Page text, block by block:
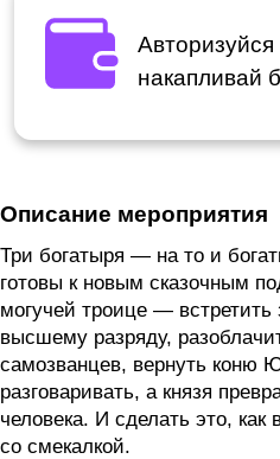
Авторизуйся
накапливай
Описание мероприятия
Три богатыря — на то и
готовы к новым сказочным
могучей троице — встретить
высшему разряду,
самозванцев, вернуть коню
разговаривать, а князя
человека. И сделать это, как
со смекалкой.